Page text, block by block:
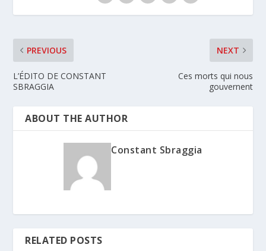
PREVIOUS
L’ÉDITO DE CONSTANT
SBRAGGIA
NEXT
Ces morts qui nous
gouvernent
ABOUT THE AUTHOR
Constant Sbraggia
RELATED POSTS